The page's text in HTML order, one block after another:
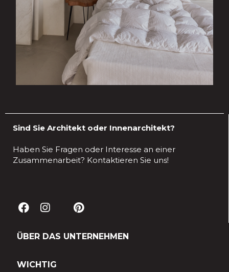
Sind Sie Architekt oder Innenarchitekt?
Haben Sie Fragen oder Interesse an einer
Zusammenarbeit? Kontaktieren Sie uns!
ÜBER DAS UNTERNEHMEN
WICHTIG